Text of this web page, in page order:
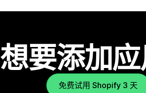
想要添加应
免费试用 Shopify 3 天